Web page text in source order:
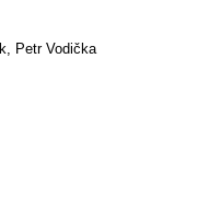
Petr Vodička